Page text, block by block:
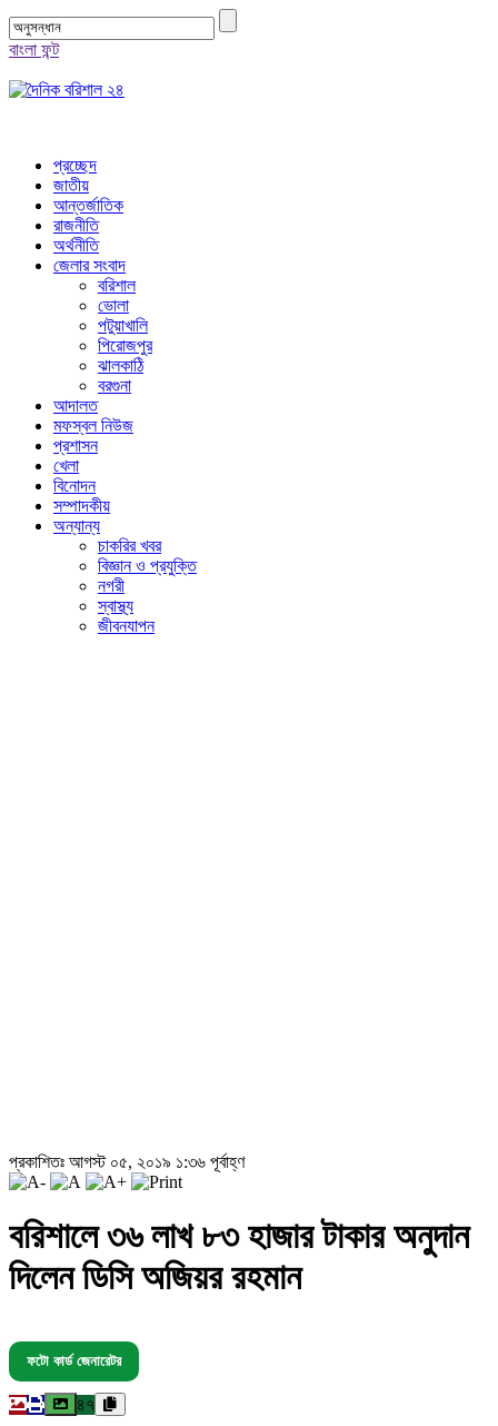
বাংলা ফন্ট
প্রচ্ছেদ
জাতীয়
আন্তর্জাতিক
রাজনীতি
অর্থনীতি
জেলার সংবাদ
বরিশাল
ভোলা
পটুয়াখালি
পিরোজপুর
ঝালকাঠি
বরগুনা
আদালত
মফস্বল নিউজ
প্রশাসন
খেলা
বিনোদন
সম্পাদকীয়
অন্যান্য
চাকরির খবর
বিজ্ঞান ও প্রযুক্তি
নগরী
স্বাস্থ্য
জীবনযাপন
প্রকাশিতঃ আগস্ট ০৫, ২০১৯ ১:৩৬ পূর্বাহ্ণ
বরিশালে ৩৬ লাখ ৮৩ হাজার টাকার অনুদান
দিলেন ডিসি অজিয়র রহমান
ফটো কার্ড জেনারেটর
৪৭